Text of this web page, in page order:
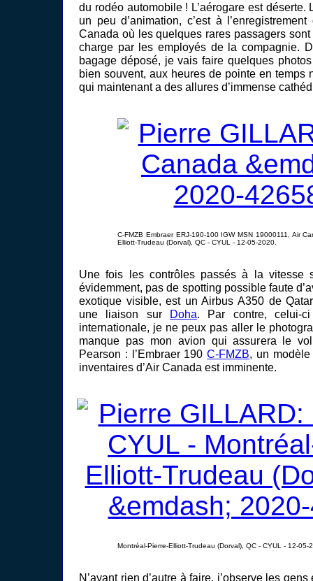
du rodéo automobile ! L’aérogare est
un peu d’animation, c’est à
Canada où les quelques rares passagers
charge par les employés de la compagnie.
bagage déposé, je vais faire quelques
bien souvent, aux heures de pointe en temps
qui maintenant a des allures d’immense
C-FMZB Embraer ERJ-190-100 IGW MSN 19000111, Air
Elliott-Trudeau (Dorval), QC - CYUL - 12-05-2020.
Une fois les contrôles passés à la vitesse
évidemment, pas de spotting possible faute
exotique visible, est un Airbus A350 de
une liaison sur
Doha. Par contre, celui-
internationale, je ne peux pas aller le
manque pas mon avion qui assurera le
Pearson : l’Embraer 190C-FMZB, un
inventaires d’Air Canada est imminente.
Montréal-Pierre-Elliott-Trudeau (Dorval), QC - CYUL - 12-05-
N’ayant rien d’autre à faire, j’observe les